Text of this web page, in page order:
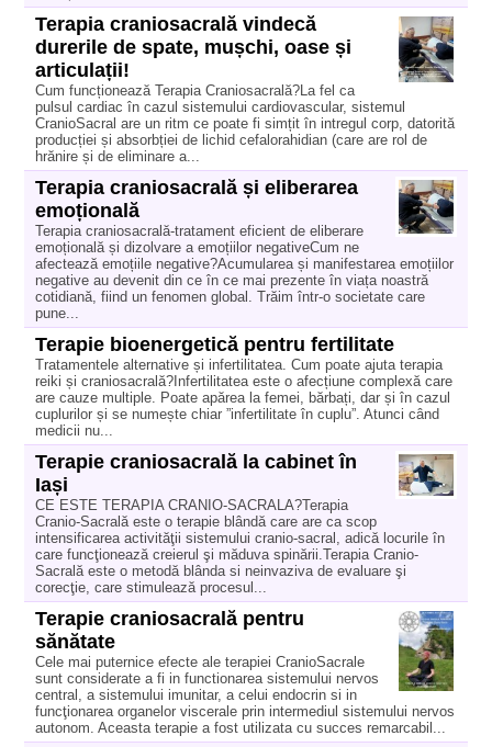
Terapia craniosacrală vindecă
durerile de spate, mușchi, oase și
articulații!
Cum funcționează Terapia Craniosacrală?La fel ca
pulsul cardiac în cazul sistemului cardiovascular, sistemul
CranioSacral are un ritm ce poate fi simțit în intregul corp, datorită
producției și absorbției de lichid cefalorahidian (care are rol de
hrănire și de eliminare a...
Terapia craniosacrală și eliberarea
emoțională
Terapia craniosacrală-tratament eficient de eliberare
emoțională și dizolvare a emoțiilor negativeCum ne
afectează emoțiile negative?Acumularea și manifestarea emoțiilor
negative au devenit din ce în ce mai prezente în viața noastră
cotidiană, fiind un fenomen global. Trăim într-o societate care
pune...
Terapie bioenergetică pentru fertilitate
Tratamentele alternative și infertilitatea. Cum poate ajuta terapia
reiki și craniosacrală?Infertilitatea este o afecțiune complexă care
are cauze multiple. Poate apărea la femei, bărbați, dar și în cazul
cuplurilor și se numește chiar ”infertilitate în cuplu”. Atunci când
medicii nu...
Terapie craniosacrală la cabinet în
Iași
CE ESTE TERAPIA CRANIO-SACRALA?Terapia
Cranio-Sacrală este o terapie blândă care are ca scop
intensificarea activităţii sistemului cranio-sacral, adică locurile în
care funcţionează creierul şi măduva spinării.Terapia Cranio-
Sacrală este o metodă blânda si neinvaziva de evaluare şi
corecţie, care stimulează procesul...
Terapie craniosacrală pentru
sănătate
Cele mai puternice efecte ale terapiei CranioSacrale
sunt considerate a fi in functionarea sistemului nervos
central, a sistemului imunitar, a celui endocrin si in
funcţionarea organelor viscerale prin intermediul sistemului nervos
autonom. Aceasta terapie a fost utilizata cu succes remarcabil...